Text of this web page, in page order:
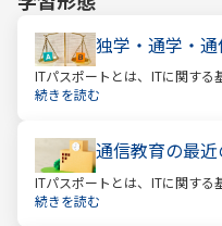
独学・通学・
ITパスポートとは、ITに関する
経済産業省認定の国家試験です
続きを読む
通信教育の最
ITパスポートとは、ITに関する
経済産業省認定の国家試験です
続きを読む